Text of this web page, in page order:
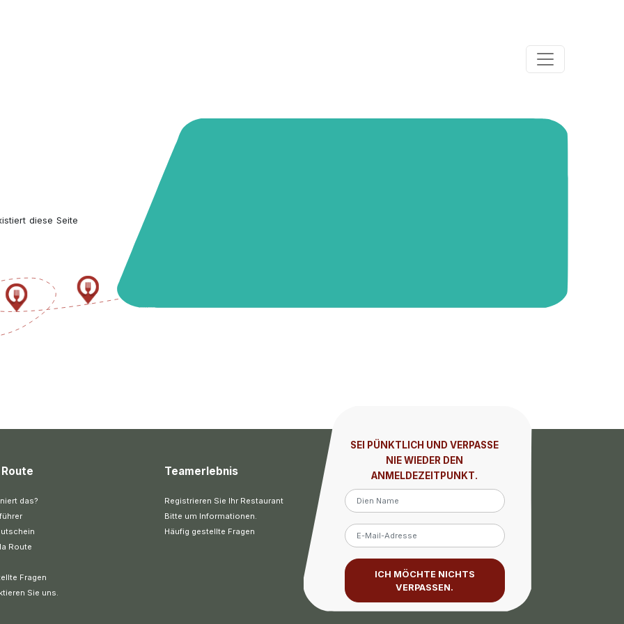
diese Seite
das?
Route
Fragen
Sie uns.
Teamerlebnis
Registrieren Sie Ihr Restaurant
Bitte um Informationen.
Häufig gestellte Fragen
SEI PÜNKTLICH UND VERPASSE
NIE WIEDER DEN
ANMELDEZEITPUNKT.
ICH MÖCHTE NICHTS
VERPASSEN.